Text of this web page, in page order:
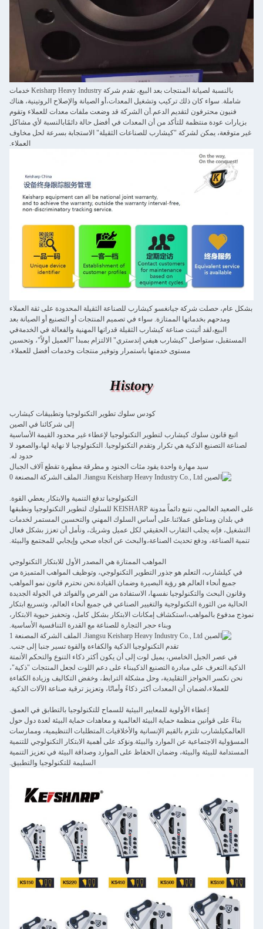
بالنسبة لصيانة المنتجات بعد البيع، تقدم شركة Keisharp Heavy Industry خدمات
شاملة. سواء كان ذلك تركيب وتشغيل المعدات،أو الصيانة والإصلاح الروتينية، هناك
فنيون محترفون لتقديم الدعم.أن الشركة قد وضعت ملفات معدات للعملاء وتقوم
بزيارات عودة منتظمة للتأكد من أن المعدات في أفضل حالة دائمًابالنسبة لأي مشاكل
غير متوقعة، يمكن لشركة "كيشارب للصناعات الثقيلة" الاستجابة بسرعة لحل مخاوف
العملاء.
بشكل عام، حصلت شركة جيانغسو كيشارب للصناعة الثقيلة المحدودة على ثقة العملاء
ومدحهم بخدماتها الممتازة. سواء في تصميم المنتجات أو التصنيع أو الصيانة بعد
البيع،لقد أثبتت صناعة كيشارب الثقيلة قدراتها المهنية والفعالة في الخدمةفي
المستقبل، ستواصل "كيشارب هيفي إندستري" الالتزام بمبدأ "العميل أولاً"، وتحسين
مستوى خدمتها باستمرار وتوفير منتجات وخدمات أفضل للعملاء.
History
كودس سلوك تطوير التكنولوجيا وتطبيقات كيشارب
إلى شركائنا في الصين
اتبع قانون سلوك كيشارب لتطوير التكنولوجيا لإعطاء غير محدود القيمة الأساسية
لصناعة التصنيع الذكية هي تكرار وتقدم التكنولوجيا. التكنولوجيا لا نهاية لها،والصعود لا
حدود له.
سيد مهارة واحدة يقود مئات الجنود و مطرقة مطهرة تقطع آلاف الجبال
التكنولوجيا تدفع التنمية والابتكار يعطي القوة.
على الصعيد العالمي، نتبع دائماً مدونة KElSHARP للسلوك لتطوير التكنولوجيا ونطبقها
في بلدان ومناطق عملائنا.على أساس السلوك المهني والتحسين المستمر لخدمات
التشغيل، فإنه يجلب التقارب الحقيقي لكل عميل وشريك، ونأمل أن تعزز بشكل فعال
تنمية الصناعة، ودفع تحديث الصناعة،والبحث عن اتجاه صحي وإيجابي للمجتمع والبيئة.
المواهب الممتازة هي المصدر الأول للابتكار التكنولوجي
في كيلشارب، التعلم هو جذور التطوير التكنولوجي، وتوظيف المواهب المتميزة من
جميع أنحاء العالم هو رؤية البصيرة وضمان القيادة.نحن نحترم قانون نمو المواهب
وقانون البحث والتكنولوجيا نفسها، الاستفادة من الفرص والفوائد في الجولة الجديدة
الحالية من الثورة التكنولوجية والتغيير الصناعي في جميع أنحاء العالم، وتسريع ابتكار
نموذج مدفوع بالمواهب،استكشاف إمكانات الابتكار بشكل كامل، وتحفيز حيوية الابتكار،
وبناء حجر التجارة للصناعة مع القدرة التنافسية الأساسية.
تقدم التكنولوجيا الذكية والكفاءة والقوة تسير جنبا إلى جنب.
في عصر الجيل الخامس، يميل لوت إلى أن يكون أكثر ذكاء التنوع والتحكم الأتمتة
الذكية.التعرف على مبادرة التصنيع الذكيبناء على دعم اللوت لجعل المنتجات "ذكية"،
نحن نكسر الحواجز التقليدية، وحل مشكلة الترابط، وخفض التكاليف وزيادة الكفاءة
للعملاء،لضمان أن المعدات أكثر ذكاءً وأمانًا، وتعزيز ترقية صناعة الآلات الذكية.
إعطاء الأولوية للمعايير البيئية للسماح للتكنولوجيا بالتطابق في العمق.
بناءً على قوانين منظمة حماية البيئة العالمية و معاهدات حماية البيئة لعدة دول حول
العالمكيلشارب تلتزم بالقيم الإنسانية والأخلاقيات.المتطلبات التنظيمية، وممارسات
المسؤولية الاجتماعية عن الموارد والبيئة.ونؤكد على أهمية الابتكار التكنولوجي للتنمية
المستدامة للبيئة والبيئة، وضمان الحفاظ على الموارد وصداقة البيئة في تعزيز التنمية
السليمة للتكنولوجيا والتطبيق.